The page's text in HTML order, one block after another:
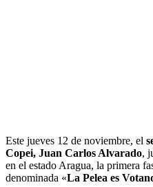
Este jueves 12 de noviembre, el
Copei, Juan Carlos Alvarado,
en el estado Aragua, la primera
denominada «La Pelea es